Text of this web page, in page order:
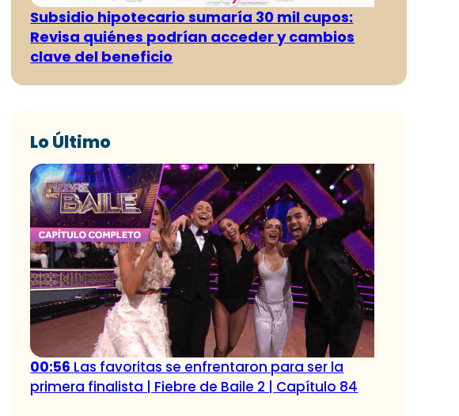
Subsidio hipotecario sumaría 30 mil cupos:
Revisa quiénes podrían acceder y cambios
clave del beneficio
Lo Último
00:56 Las favoritas se enfrentaron para ser la
primera finalista | Fiebre de Baile 2 | Capítulo 84